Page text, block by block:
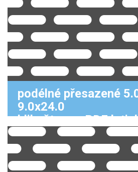
podélné přesazené
9.0x24.0
klikněte pro PDF k